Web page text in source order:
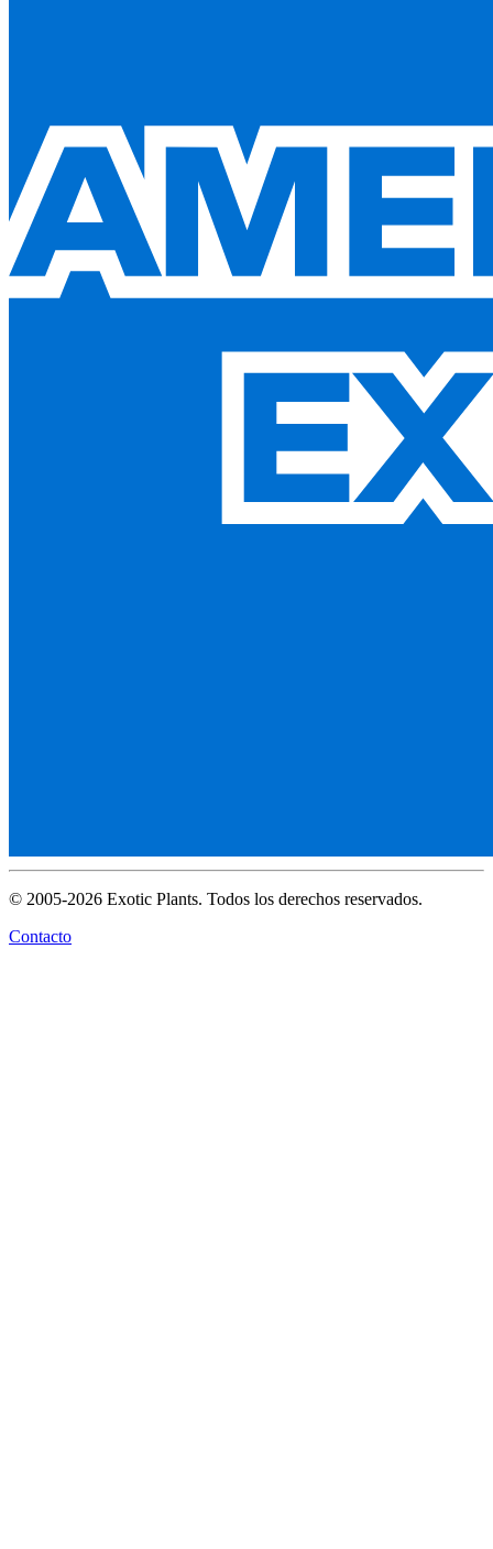
© 2005-2026 Exotic Plants. Todos los derechos reservados.
Contacto